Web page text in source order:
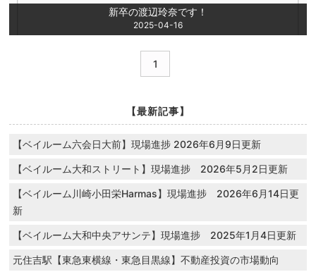
新卒の渡辺玲奈です！
2025-04-16
1
【最新記事】
【ベイルーム六会日大前】現場進捗 2026年6月9日更新
【ベイルーム大和ストリート】現場進捗 2026年5月2日更新
【ベイルーム川崎小田栄Harmas】現場進捗 2026年6月14日更
新
【ベイルーム大和中央アサンテ】現場進捗 2025年1月4日更新
元住吉駅【東急東横線・東急目黒線】不動産投資の市場動向